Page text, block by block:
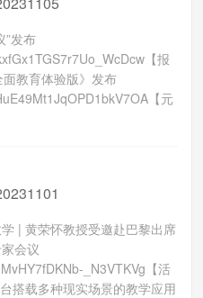
”发布
【报
教育体验版》发布
【元
| 黄荣怀教授受邀赴巴黎出席
会议
_N3VTKVg【活
搭载多种现实场景的教学应用